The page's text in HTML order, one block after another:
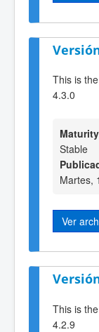
This is
4.3.0
Maturity
Stable
Martes,
Ver
This is
4.2.9